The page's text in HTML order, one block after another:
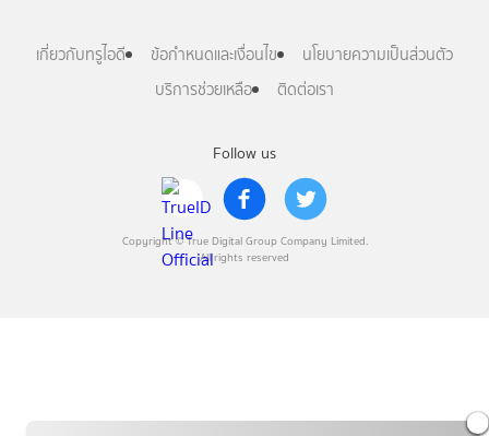
Follow us
Copyright © True Digital Group Company Limited.
All rights reserved
เกี่ยวกับทรูไอดี ข้อกำหนดและเงื่อนไข
นโยบายความเป็นส่วนตัว
บริการช่วยเหลือ
ติดต่อเรา